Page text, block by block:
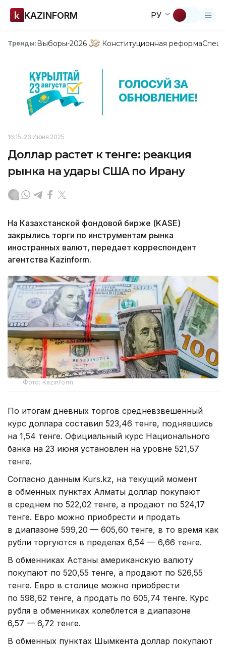
KAZINFORM РУ
Тренды:Выборы-2026 Конституционная реформа
16:15, 23 Июня 2025
Доллар растет к тенге: реакция
рынка на удары США по Ирану
На Казахстанской фондовой бирже (KASE)
закрылись торги по инструментам рынка
иностранных валют, передает корреспондент
агентства Kazinform.
Фото: Kazinform
По итогам дневных торгов средневзвешенный
курс доллара составил 523,46 тенге, поднявшись
на 1,54 тенге. Официальный курс Национального
банка на 23 июня установлен на уровне 521,57
тенге.
Согласно данным Kurs.kz, на текущий момент
в обменных пунктах Алматы доллар покупают
в среднем по 522,02 тенге, а продают по 524,17
тенге. Евро можно приобрести и продать
в диапазоне 599,20 — 605,60 тенге, в то время как
рубли торгуются в пределах 6,54 — 6,66 тенге.
В обменниках Астаны американскую валюту
покупают по 520,55 тенге, а продают по 526,55
тенге. Евро в столице можно приобрести
по 598,62 тенге, а продать по 605,74 тенге. Курс
рубля в обменниках колеблется в диапазоне
6,57 — 6,72 тенге.
В обменных пунктах Шымкента доллар покупают